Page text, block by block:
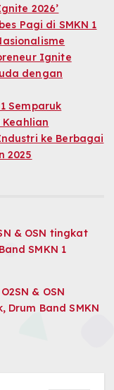
2026’
Pagi di SMKN 1
Ignite
dengan
Semparuk
Keahlian
ke Berbagai
2025
& OSN tingkat
SMKN 1
& OSN
Drum Band SMKN